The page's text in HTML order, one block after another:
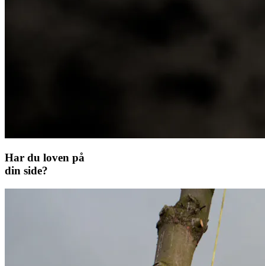
Har du loven på
din side?